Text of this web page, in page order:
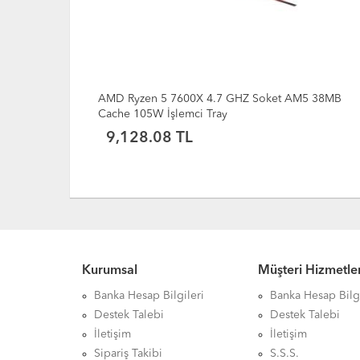
GHZ Soket AM5 38MB
AMD Ryzen 5 5600GT 3.6 GHz
Cache 65 W İşlemci MPK + Fan
Kurumsal
Banka Hesap Bilgileri
Destek Talebi
İletişim
Sipariş Takibi
Müşteri
Banka Hesap
Destek Talebi
İletişim
S.S.S.